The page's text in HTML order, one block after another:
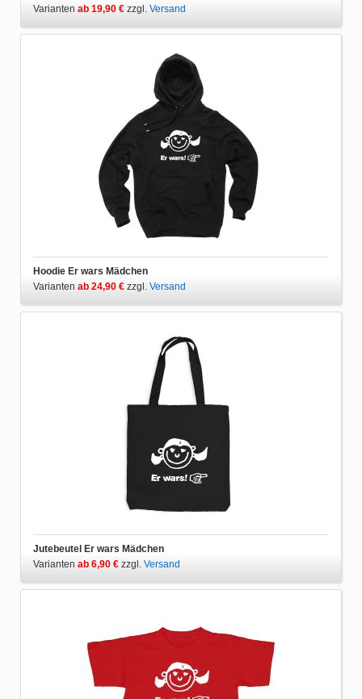
Varianten ab 19,90 € zzgl. Versand
Hoodie Er wars Mädchen
Varianten ab 24,90 € zzgl. Versand
Jutebeutel Er wars Mädchen
Varianten ab 6,90 € zzgl. Versand